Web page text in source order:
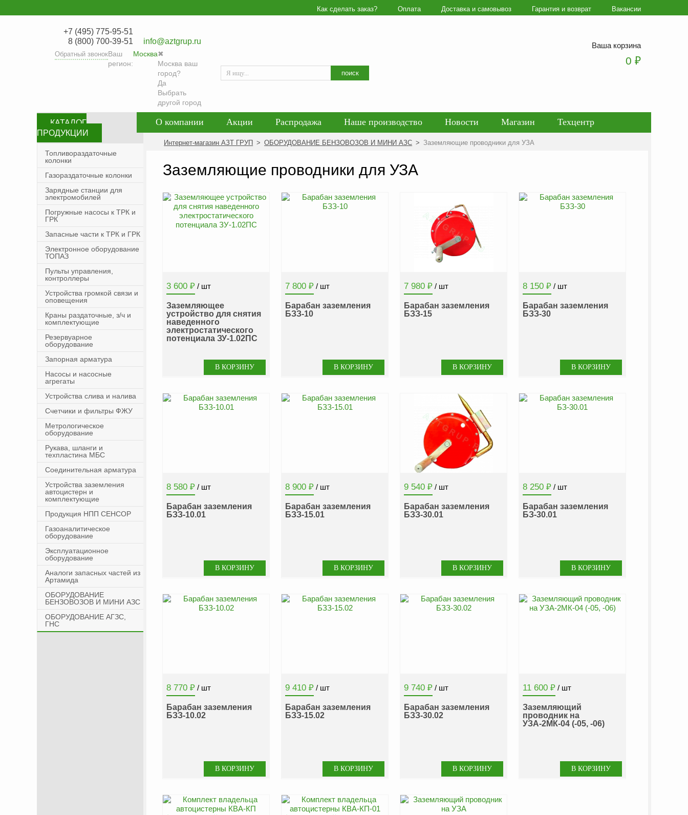
Как сделать заказ? Оплата Доставка и самовывоз Гарантия и возврат Вакансии
+7 (495) 775-95-51
8 (800) 700-39-51
info@aztgrup.ru
Обратный звонокВаш
регион:
Москва✖
Москва ваш
город?
Да
Выбрать
другой город
Искать
поиск
Ваша корзина
0 ₽
КАТАЛОГ
ПРОДУКЦИИ
Топливораздаточные
колонки
Газораздаточные колонки
Зарядные станции для
электромобилей
Погружные насосы к ТРК и
ГРК
Запасные части к ТРК и ГРК
Электронное оборудование
ТОПАЗ
Пульты управления,
контроллеры
Устройства громкой связи и
оповещения
Краны раздаточные, з/ч и
комплектующие
Резервуарное
оборудование
Запорная арматура
Насосы и насосные
агрегаты
Устройства слива и налива
Счетчики и фильтры ФЖУ
Метрологическое
оборудование
Рукава, шланги и
техпластина МБС
Соединительная арматура
Устройства заземления
автоцистерн и
комплектующие
Продукция НПП СЕНСОР
Газоаналитическое
оборудование
Эксплуатационное
оборудование
Аналоги запасных частей из
Артамида
ОБОРУДОВАНИЕ
БЕНЗОВОЗОВ И МИНИ АЗС
ОБОРУДОВАНИЕ АГЗС,
ГНС
О компании Акции Распродажа Наше производство Новости Магазин
Техцентр
Контакты
Согласие на обработку персональных данных
Блог
Политика конфиденциальности персональных данных
Политика обработки персональных данных
Интернет-магазин АЗТ ГРУП > ОБОРУДОВАНИЕ БЕНЗОВОЗОВ И МИНИ АЗС > Заземляющие проводники для УЗА
Заземляющие проводники для УЗА
3 600 ₽ / шт
Заземляющее
устройство для снятия
наведенного
электростатического
потенциала ЗУ-1.02ПС
7 800 ₽ / шт
Барабан заземления
БЗЗ-10
7 980 ₽ / шт
Барабан заземления
БЗЗ-15
8 150 ₽ / шт
Барабан заземления
БЗЗ-30
8 580 ₽ / шт
Барабан заземления
БЗЗ-10.01
8 900 ₽ / шт
Барабан заземления
БЗЗ-15.01
9 540 ₽ / шт
Барабан заземления
БЗЗ-30.01
8 250 ₽ / шт
Барабан заземления
БЗ-30.01
8 770 ₽ / шт
Барабан заземления
БЗЗ-10.02
9 410 ₽ / шт
Барабан заземления
БЗЗ-15.02
9 740 ₽ / шт
Барабан заземления
БЗЗ-30.02
11 600 ₽ / шт
Заземляющий
проводник на
УЗА-2МК-04 (-05, -06)